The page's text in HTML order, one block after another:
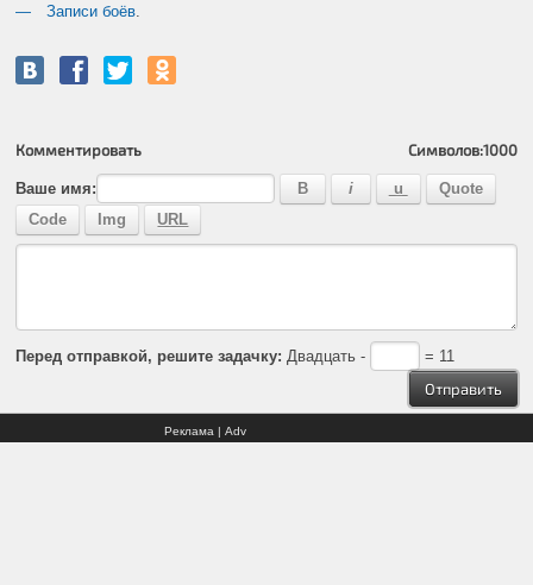
Записи боёв
Комментировать Символов:1000
Ваше имя:
Перед отправкой, решите задачку: Двадцать - = 11
Реклама | Adv